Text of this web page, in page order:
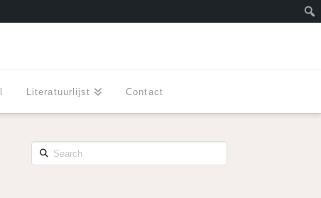
Literatuurlijst Contact
Search